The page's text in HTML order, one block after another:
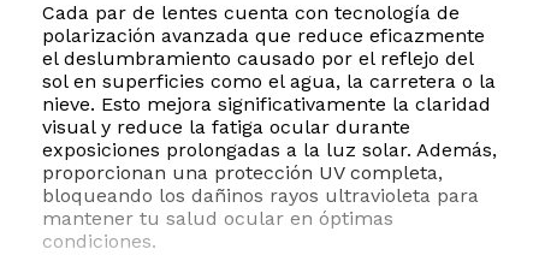
Cada par de lentes cuenta con tecnología de
polarización avanzada que reduce eficazmente
el deslumbramiento causado por el reflejo del
sol en superficies como el agua, la carretera o la
nieve. Esto mejora significativamente la claridad
visual y reduce la fatiga ocular durante
exposiciones prolongadas a la luz solar. Además,
proporcionan una protección UV completa,
bloqueando los dañinos rayos ultravioleta para
mantener tu salud ocular en óptimas
condiciones.